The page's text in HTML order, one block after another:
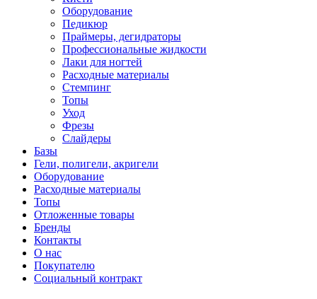
Оборудование
Педикюр
Праймеры, дегидраторы
Профессиональные жидкости
Лаки для ногтей
Расходные материалы
Стемпинг
Топы
Уход
Фрезы
Слайдеры
Базы
Гели, полигели, акригели
Оборудование
Расходные материалы
Топы
Отложенные товары
Бренды
Контакты
О нас
Покупателю
Социальный контракт